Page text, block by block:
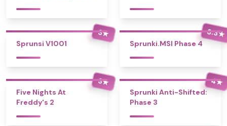
3★
Sprunsi V1001
3.3★
Sprunki.MSI Phase 4
3★
Five Nights At
Freddy's 2
4★
Sprunki Anti-Shifted:
Phase 3